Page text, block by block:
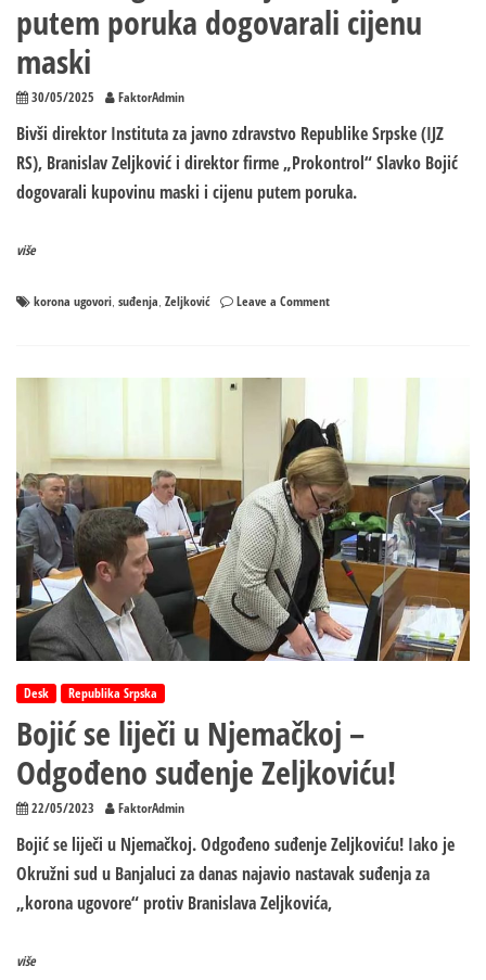
putem poruka dogovarali cijenu
maski
30/05/2025 FaktorAdmin
Bivši direktor Instituta za javno zdravstvo Republike Srpske (IJZ
RS), Branislav Zeljković i direktor firme „Prokontrol“ Slavko Bojić
dogovarali kupovinu maski i cijenu putem poruka.
više
korona ugovori suđenja Zeljković Leave a Commenton
putem
poruka
dogovarali
cijenu
maski
Desk Republika Srpska
Bojić se liječi u Njemačkoj –
Odgođeno suđenje Zeljkoviću!
22/05/2023 FaktorAdmin
Bojić se liječi u Njemačkoj. Odgođeno suđenje Zeljkoviću! Iako je
Okružni sud u Banjaluci za danas najavio nastavak suđenja za
„korona ugovore“ protiv Branislava Zeljkovića,
više